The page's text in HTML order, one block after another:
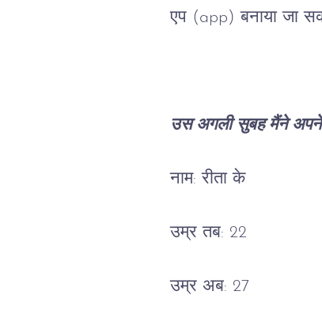
एप (app) बनाया जा
उस अगली सुबह मैंने अपने
नाम: रीता के
उम्र तब: 22
उम्र अब: 27